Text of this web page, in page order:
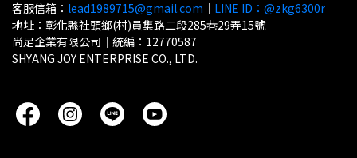
客服信箱： lead1989715@gmail.com ｜ LINE ID：@zkg6300r
地址：彰化縣社頭鄉(村)員集路二段285巷29弄15號
尚足企業有限公司｜統編：12770587
SHYANG JOY ENTERPRISE CO., LTD.